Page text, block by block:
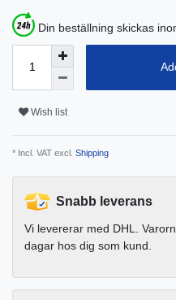
Din beställning skickas
Wish list
* Incl. VAT excl. Shipping
Snabb leverans
Vi levererar med DHL.
dagar hos dig som kund.